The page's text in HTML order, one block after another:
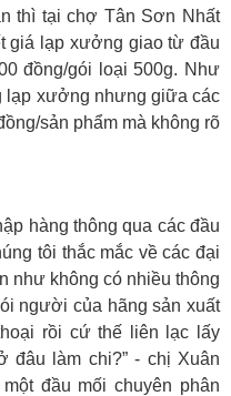
thì tại chợ Tân Sơn Nhất
giá lạp xưởng giao từ đầu
đồng/gói loại 500g. Như
lạp xưởng nhưng giữa các
sản phẩm mà không rõ
hàng thông qua các đầu
tôi thắc mắc về các đại
như không có nhiều thông
người của hãng sản xuất
rồi cứ thế liên lạc lấy
đâu làm chi?” - chị Xuân
đầu mối chuyên phân